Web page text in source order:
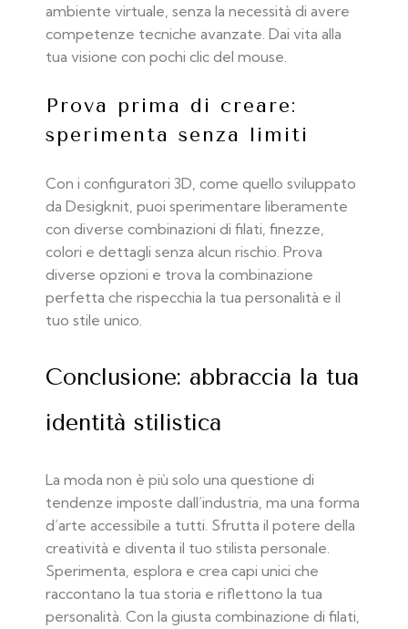
ambiente virtuale, senza la necessità di avere
competenze tecniche avanzate. Dai vita alla
tua visione con pochi clic del mouse.
Prova prima di creare:
sperimenta senza limiti
Con i configuratori 3D, come quello sviluppato
da Desigknit, puoi sperimentare liberamente
con diverse combinazioni di filati, finezze,
colori e dettagli senza alcun rischio. Prova
diverse opzioni e trova la combinazione
perfetta che rispecchia la tua personalità e il
tuo stile unico.
Conclusione: abbraccia la tua
identità stilistica
La moda non è più solo una questione di
tendenze imposte dall’industria, ma una forma
d’arte accessibile a tutti. Sfrutta il potere della
creatività e diventa il tuo stilista personale.
Sperimenta, esplora e crea capi unici che
raccontano la tua storia e riflettono la tua
personalità. Con la giusta combinazione di filati,